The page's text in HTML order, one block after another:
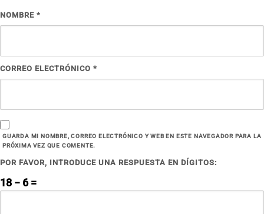
NOMBRE *
CORREO ELECTRÓNICO *
GUARDA MI NOMBRE, CORREO ELECTRÓNICO Y WEB EN ESTE NAVEGADOR PARA LA
PRÓXIMA VEZ QUE COMENTE.
POR FAVOR, INTRODUCE UNA RESPUESTA EN DÍGITOS:
18 − 6 =